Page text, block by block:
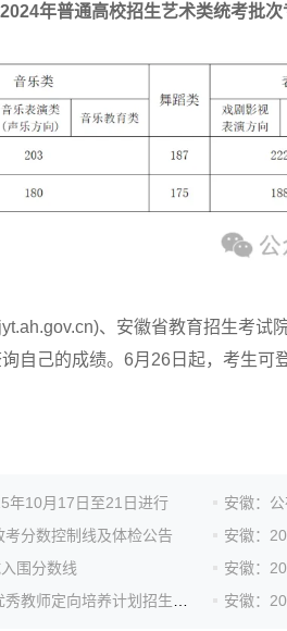
年普通高校招生艺术类统考批
、安徽省教育招生考试
自己的成绩。6月26日起，考生可
年10月17日至21日进行
安徽：
分数控制线及体检公告
围分数线
安徽：
安徽：2025年中西部欠发达地区优秀教师定向培养计划招生公告
安徽：